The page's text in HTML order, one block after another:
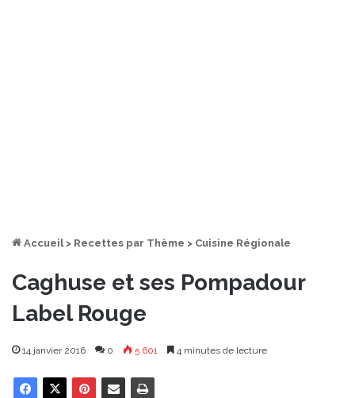
Accueil > Recettes par Thème > Cuisine Régionale
Caghuse et ses Pompadour
Label Rouge
14 janvier 2016 0 5 601 4 minutes de lecture